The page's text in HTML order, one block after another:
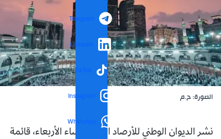
Telegram
LinkedIn
TikTok
Instagram
WhatsApp
الصورة: ح.م
نشر الديوان الوطني للأرصاد الجوية، مساء الأربعاء، قائمة